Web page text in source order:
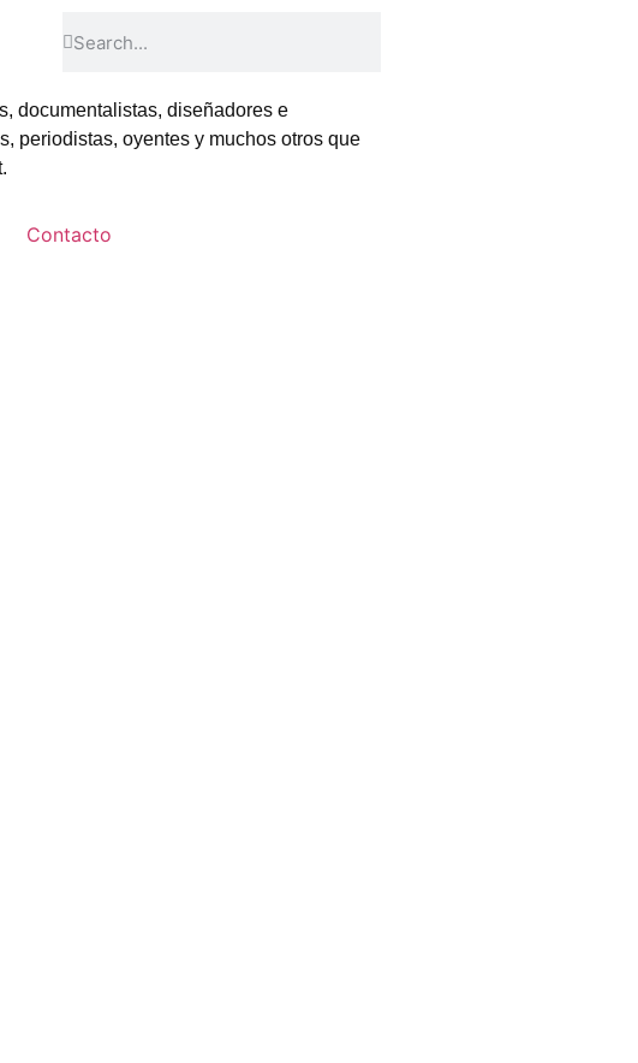
documentalistas, diseñadores e
periodistas, oyentes y muchos otros que
Contacto